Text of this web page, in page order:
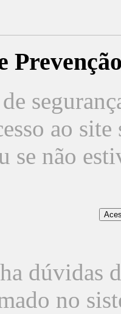
ao
se não
dúvidas
no